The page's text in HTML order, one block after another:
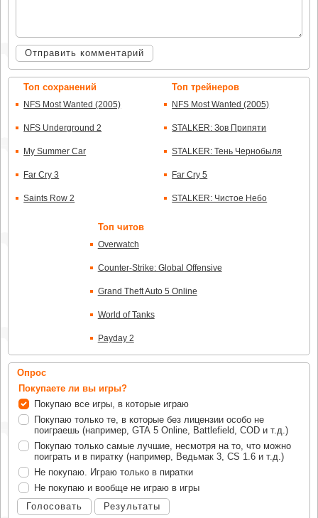
Топ сохранений
NFS Most Wanted (2005)
NFS Underground 2
My Summer Car
Far Cry 3
Saints Row 2
Топ трейнеров
NFS Most Wanted (2005)
STALKER: Зов Припяти
STALKER: Тень Чернобыля
Far Cry 5
STALKER: Чистое Небо
Топ читов
Overwatch
Counter-Strike: Global Offensive
Grand Theft Auto 5 Online
World of Tanks
Payday 2
Отправить комментарий
Опрос
Покупаете ли вы игры?
Покупаю все игры, в которые играю
Покупаю только те, в которые без лицензии особо не
поиграешь (например, GTA 5 Online, Battlefield, COD и т.д.)
Покупаю только самые лучшие, несмотря на то, что можно
поиграть и в пиратку (например, Ведьмак 3, CS 1.6 и т.д.)
Не покупаю. Играю только в пиратки
Не покупаю и вообще не играю в игры
Голосовать
Результаты